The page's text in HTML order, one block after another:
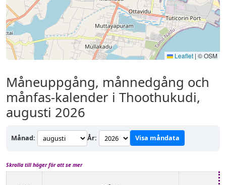
Leaflet | © OSM
Måneuppgång, månnedgång och
månfas-kalender i Thoothukudi,
augusti 2026
Månad: År: Visa måndata
Skrolla till höger för att se mer